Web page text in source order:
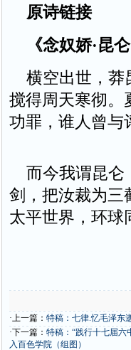
原诗链接
《念奴娇·昆仑
横空出世，莽
搅得周天寒彻。
功罪，谁人曾与
而今我谓昆仑
剑，把汝裁为三
太平世界，环球
·上一篇： 特稿：七律.忆毛泽东
·下一篇： 特稿：“践行十七届
入百色学院（组图）